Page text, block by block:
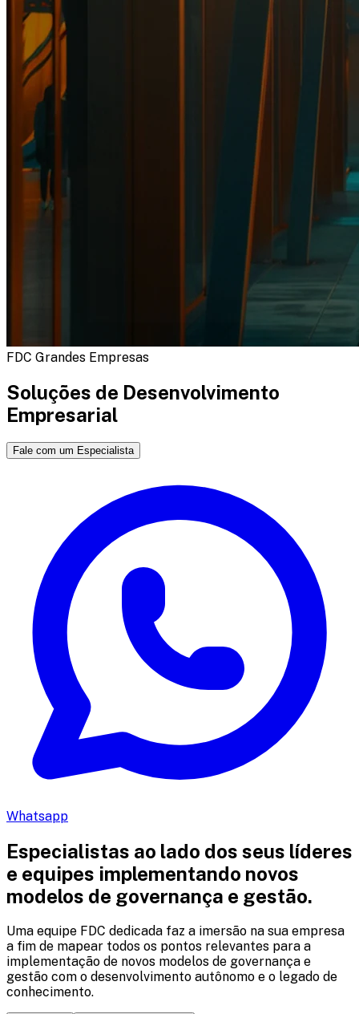
FDC Grandes Empresas
Soluções de Desenvolvimento
Empresarial
Fale com um Especialista
Whatsapp
Especialistas ao lado dos seus líderes
e equipes implementando novos
modelos de governança e gestão.
Uma equipe FDC dedicada faz a imersão na sua empresa
a fim de mapear todos os pontos relevantes para a
implementação de novos modelos de governança e
gestão com o desenvolvimento autônomo e o legado de
conhecimento.